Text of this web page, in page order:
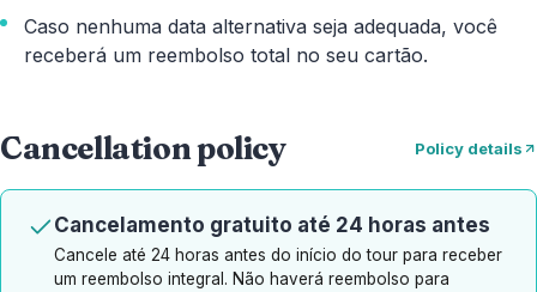
Caso nenhuma data alternativa seja adequada, você
receberá um reembolso total no seu cartão.
Cancellation policy Policy details
Cancelamento gratuito até 24 horas antes
Cancele até 24 horas antes do início do tour para receber
um reembolso integral. Não haverá reembolso para